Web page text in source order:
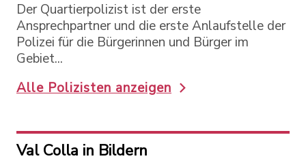
Der Quartierpolizist ist der erste
Ansprechpartner und die erste Anlaufstelle der
Polizei für die Bürgerinnen und Bürger im
Gebiet...
Alle Polizisten anzeigen
Val Colla in Bildern